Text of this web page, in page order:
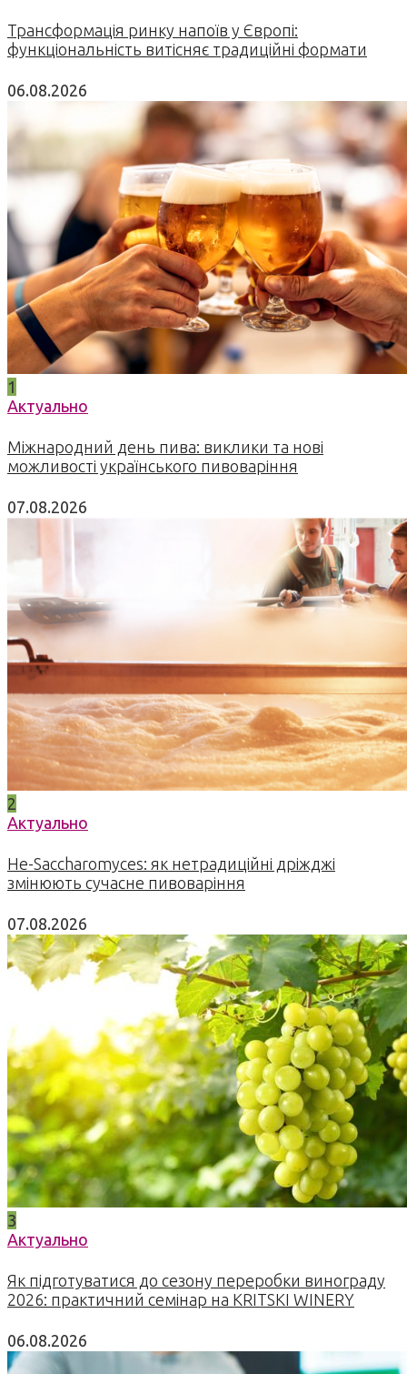
Трансформація ринку напоїв у Європі:
функціональність витісняє традиційні формати
06.08.2026
1
Актуально
Міжнародний день пива: виклики та нові
можливості українського пивоваріння
07.08.2026
2
Актуально
Не-Saccharomyces: як нетрадиційні дріжджі
змінюють сучасне пивоваріння
07.08.2026
3
Актуально
Як підготуватися до сезону переробки винограду
2026: практичний семінар на KRITSKI WINERY
06.08.2026